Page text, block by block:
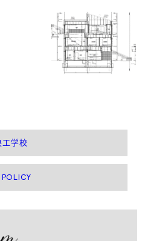
工学校
POLICY